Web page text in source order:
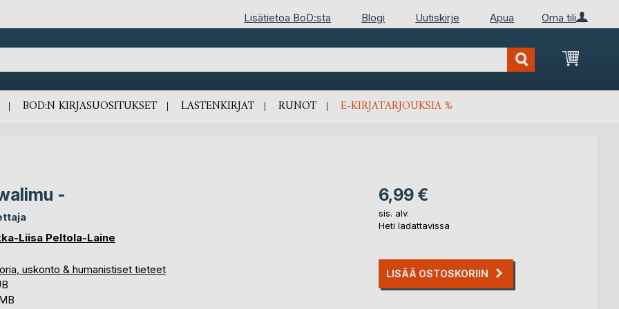
Oma tili
Lisätietoa BoD:sta Blogi Uutiskirje Apua
BOD:N KIRJASUOSITUKSET LASTENKIRJAT RUNOT E-KIRJATARJOUKSIA %
-
Liisa Peltola-Laine
uskonto & humanistiset tieteet
6,99 €
sis. alv.
Heti ladattavissa
LISÄÄ OSTOSKORIIN